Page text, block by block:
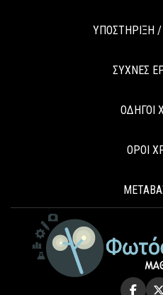
ΥΠΟΣΤΗΡΙΞΗ /
ΣΥΧΝΕΣ
ΟΔΗΓΟΙ
ΟΡΟΙ